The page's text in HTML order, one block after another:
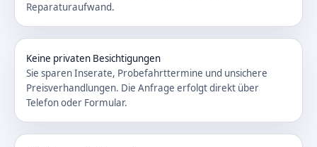
Reparaturaufwand.
Keine privaten Besichtigungen
Sie sparen Inserate, Probefahrttermine und unsichere
Preisverhandlungen. Die Anfrage erfolgt direkt über
Telefon oder Formular.